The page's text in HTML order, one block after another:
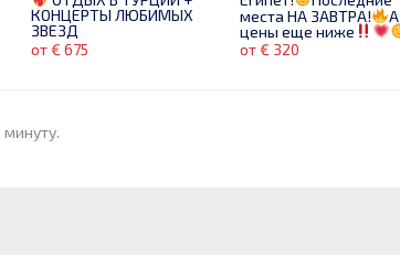
КОНЦЕРТЫ ЛЮБИМЫХ
ЗВЕЗД
от € 675
места НА ЗАВТРА!
А
цены еще ниже
От 320€
от € 320
минуту.